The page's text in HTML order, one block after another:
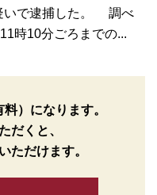
いで逮捕した。 調べ
時10分ごろまでの...
）になります。
だくと、
ただけます。